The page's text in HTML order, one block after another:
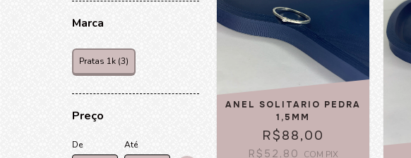
Marca
Pratas 1k (3)
Preço
De Até
ANEL SOLITARIO PEDRA
1,5MM
R$88,00
R$52,80 COM PIX